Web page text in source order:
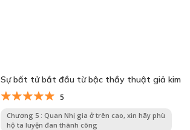
Sự bất tử bắt đầu từ bậc thầy thuật giả kim
5
Chương 5 : Quan Nhị gia ở trên cao, xin hãy phù
hộ ta luyện đan thành công